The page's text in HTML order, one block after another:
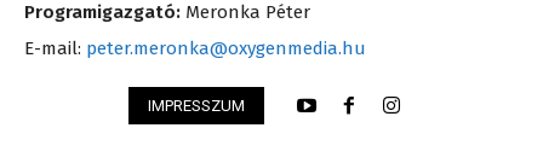
Programigazgató: Meronka Péter
E-mail: peter.meronka@oxygenmedia.hu
IMPRESSZUM